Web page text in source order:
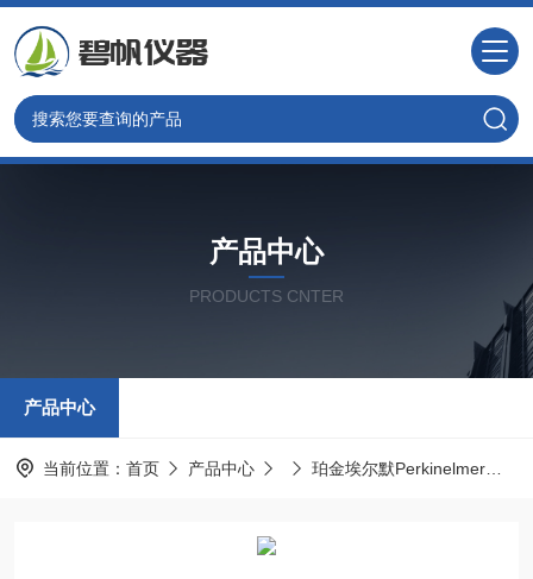
产品中心
PRODUCTS CNTER
产品中心
当前位置： 首页 产品中心 珀金埃尔默Perkinelmer